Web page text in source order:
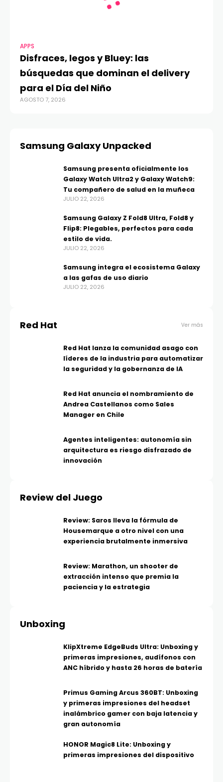
APPS
Disfraces, legos y Bluey: las
búsquedas que dominan el delivery
para el Día del Niño
AGOSTO 7, 2026
Samsung Galaxy Unpacked
Samsung presenta oficialmente los
Galaxy Watch Ultra2 y Galaxy Watch9:
Tu compañero de salud en la muñeca
JULIO 22, 2026
Samsung Galaxy Z Fold8 Ultra, Fold8 y
Flip8: Plegables, perfectos para cada
estilo de vida.
JULIO 22, 2026
Samsung integra el ecosistema Galaxy
a las gafas de uso diario
JULIO 22, 2026
Red Hat Ver más
Red Hat lanza la comunidad asago con
líderes de la industria para automatizar
la seguridad y la gobernanza de IA
Red Hat anuncia el nombramiento de
Andrea Castellanos como Sales
Manager en Chile
Agentes inteligentes: autonomía sin
arquitectura es riesgo disfrazado de
innovación
Review del Juego
Review: Saros lleva la fórmula de
Housemarque a otro nivel con una
experiencia brutalmente inmersiva
Review: Marathon, un shooter de
extracción intenso que premia la
paciencia y la estrategia
Unboxing
KlipXtreme EdgeBuds Ultra: Unboxing y
primeras impresiones, audífonos con
ANC híbrido y hasta 26 horas de batería
Primus Gaming Arcus 360BT: Unboxing
y primeras impresiones del headset
inalámbrico gamer con baja latencia y
gran autonomía
HONOR Magic8 Lite: Unboxing y
primeras impresiones del dispositivo